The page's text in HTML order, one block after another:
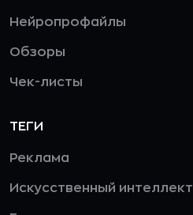
Нейропрофайлы
Обзоры
Чек-листы
ТЕГИ
Реклама
Искусственный интеллект